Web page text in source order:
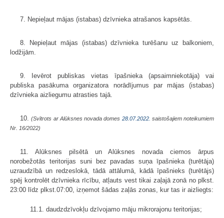
7. Nepieļaut mājas (istabas) dzīvnieka atrašanos kapsētās.
8. Nepieļaut mājas (istabas) dzīvnieka turēšanu uz balkoniem,
lodžijām.
9. Ievērot publiskas vietas īpašnieka (apsaimniekotāja) vai
publiska pasākuma organizatora norādījumus par mājas (istabas)
dzīvnieka aizliegumu atrasties tajā.
10.(Svītrots ar Alūksnes novada domes 28.07.2022. saistošajiem noteikumiem
Nr. 16/2022)
11. Alūksnes pilsētā un Alūksnes novada ciemos ārpus
norobežotās teritorijas suni bez pavadas suņa īpašnieka (turētāja)
uzraudzībā un redzeslokā, tādā attālumā, kādā īpašnieks (turētājs)
spēj kontrolēt dzīvnieka rīcību, atļauts vest tikai zaļajā zonā no plkst.
23:00 līdz plkst.07:00, izņemot šādas zaļās zonas, kur tas ir aizliegts:
11.1. daudzdzīvokļu dzīvojamo māju mikrorajonu teritorijas;